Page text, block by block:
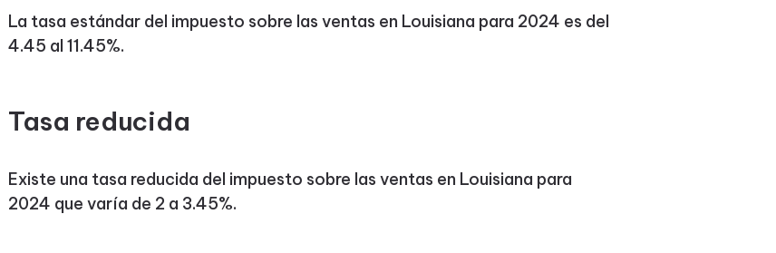
La tasa estándar del impuesto sobre las ventas en Louisiana para 2024 es del
4.45 al 11.45%.
Tasa reducida
Existe una tasa reducida del impuesto sobre las ventas en Louisiana para
2024 que varía de 2 a 3.45%.